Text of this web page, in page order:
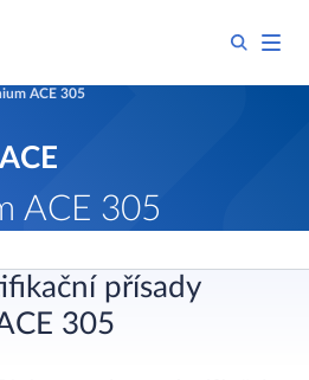
ACE 305
ACE 305
přísady
305